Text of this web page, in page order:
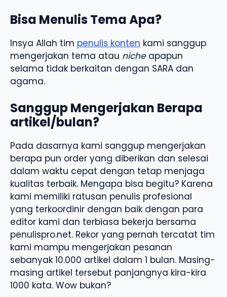
Bisa Menulis Tema Apa?
Insya Allah tim penulis konten kami sanggup
mengerjakan tema atau nicheapapun
selama tidak berkaitan dengan SARA dan
agama.
Sanggup Mengerjakan Berapa
artikel/bulan?
Pada dasarnya kami sanggup mengerjakan
berapa pun order yang diberikan dan selesai
dalam waktu cepat dengan tetap menjaga
kualitas terbaik. Mengapa bisa begitu? Karena
kami memiliki ratusan penulis profesional
yang terkoordinir dengan baik dengan para
editor kami dan terbiasa bekerja bersama
penulispro.net. Rekor yang pernah tercatat tim
kami mampu mengerjakan pesanan
sebanyak 10.000 artikel dalam 1 bulan. Masing-
masing artikel tersebut panjangnya kira-kira
1000 kata. Wow bukan?